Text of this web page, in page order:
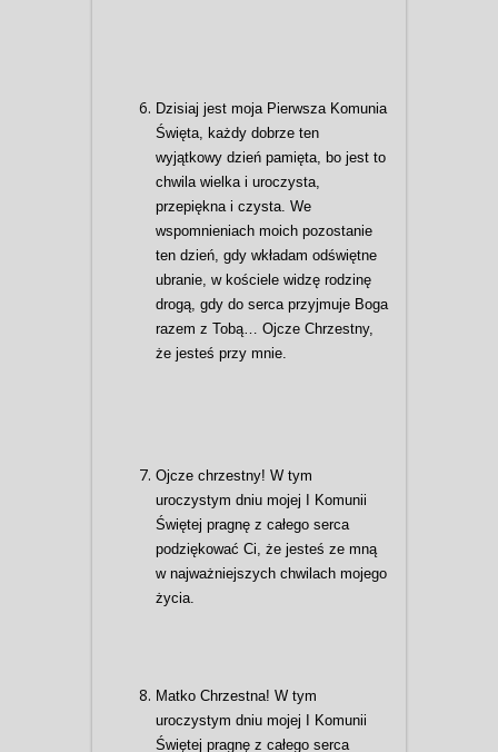
Dzisiaj jest moja Pierwsza Komunia
Święta, każdy dobrze ten
wyjątkowy dzień pamięta, bo jest to
chwila wielka i uroczysta,
przepiękna i czysta. We
wspomnieniach moich pozostanie
ten dzień, gdy wkładam odświętne
ubranie, w kościele widzę rodzinę
drogą, gdy do serca przyjmuje Boga
razem z Tobą… Ojcze Chrzestny,
że jesteś przy mnie.
Ojcze chrzestny! W tym
uroczystym dniu mojej I Komunii
Świętej pragnę z całego serca
podziękować Ci, że jesteś ze mną
w najważniejszych chwilach mojego
życia.
Matko Chrzestna! W tym
uroczystym dniu mojej I Komunii
Świętej pragnę z całego serca